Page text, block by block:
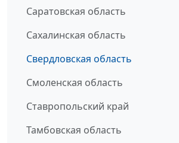
Саратовская область
Сахалинская область
Свердловская область
Смоленская область
Ставропольский край
Тамбовская область